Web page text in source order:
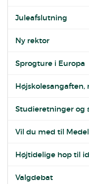
Juleafslutning
Ny rektor
Sprogture i Europa
Studieretninger og
Vil du med til
Højtidelige hop til
Valgdebat